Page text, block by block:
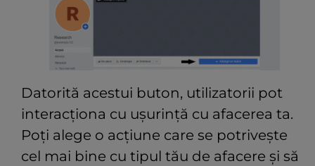
Datorită acestui buton, utilizatorii pot
interacționa cu ușurință cu afacerea ta.
Poți alege o acțiune care se potrivește
cel mai bine cu tipul tău de afacere și să